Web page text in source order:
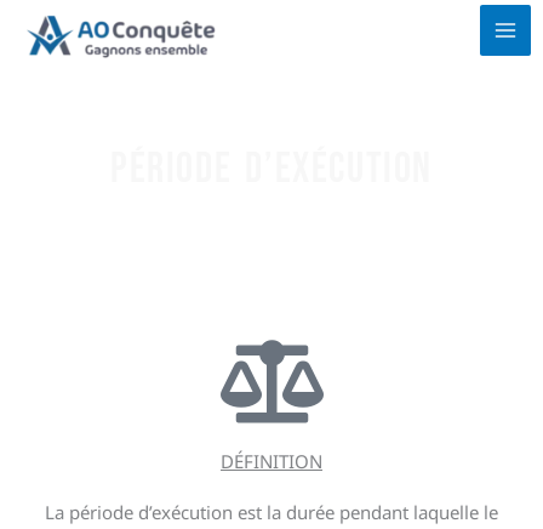
DÉFINITION
La période d’exécution est la durée pendant laquelle le